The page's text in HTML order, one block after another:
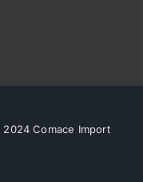
Comace Import